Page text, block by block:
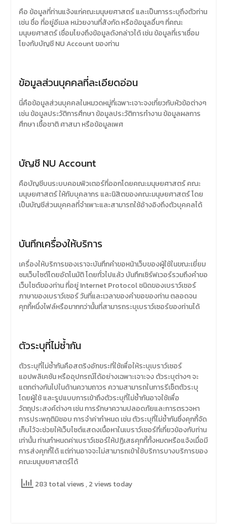
คือ ข้อมูลที่ท่านแจ้งแก่คณะมนุษยศาสตร์ และเป็นการระบุถึงตัวท่าน
เช่น ชื่อ ที่อยู่อีเมล หน่วยงานที่สังกัด หรือข้อมูลอื่นๆ ที่คณะ
มนุษยศาสตร์ เชื่อมโยงถึงข้อมูลดังกล่าวได้ เช่น ข้อมูลที่เราเชื่อม
โยงกับบัญชี NU Account ของท่าน
ข้อมูลส่วนบุคคลที่ละเอียดอ่อน
นี่คือข้อมูลส่วนบุคคลในหมวดหมู่ที่เฉพาะเจาะจงเกี่ยวกับหัวข้อต่างๆ
เช่น ข้อมูลประวัติการศึกษา ข้อมูลประวัติการทำงาน ข้อมูลผลการ
ศึกษา เชื้อชาติ ศาสนา หรือข้อมูลเพศ
บัญชี NU Account
คือบัญชีบนระบบคอมพิวเตอร์ที่ออกโดยคณะมนุษยศาสตร์ คณะ
มนุษยศาสตร์ ให้กับบุคลากร และนิสิตของคณะมนุษยศาสตร์ โดย
เป็นบัญชีส่วนบุคคลที่จำเพาะและสามารถใช้อ้างอิงถึงตัวบุคคลได้
บันทึกเครื่องให้บริการ
เครื่องให้บริการของเราจะบันทึกคำขอหน้าเว็บของผู้ใช้ในขณะเยี่ยม
ชมเว็บไซต์โดยอัตโนมัติ โดยทั่วไปแล้ว บันทึกเซิร์ฟเวอร์รวมถึงคำขอ
เว็บไซต์ของท่าน ที่อยู่ Internet Protocol ชนิดของเบราว์เซอร์
ภาษาของเบราว์เซอร์ วันที่และเวลาของคำขอของท่าน ตลอดจน
คุกกี้หนึ่งไฟล์หรือมากกว่านั้นที่สามารถระบุเบราว์เซอร์ของท่านได้
ตัวระบุที่ไม่ซ้ำกัน
ตัวระบุที่ไม่ซ้ำกันคือสตริงอักขระที่ใช้เพื่อให้ระบุเบราว์เซอร์
แอปพลิเคชัน หรืออุปกรณ์ได้อย่างเฉพาะเจาะจง ตัวระบุต่างๆ จะ
แตกต่างกันไปในด้านความถาวร ความสามารถในการรีเซ็ตตัวระบุ
โดยผู้ใช้ และรูปแบบการเข้าถึงตัวระบุที่ไม่ซ้ำกันอาจใช้เพื่อ
วัตถุประสงค์ต่างๆ เช่น การรักษาความปลอดภัยและการตรวจหา
การประพฤติมิชอบ การจำค่ากำหนด เช่น ตัวระบุที่ไม่ซ้ำกันซึ่งคุกกี้จัด
เก็บไว้จะช่วยให้เว็บไซต์แสดงเนื้อหาในเบราว์เซอร์ที่เกี่ยวข้องกับท่าน
เท่านั้น ท่านกำหนดค่าเบราว์เซอร์ให้ปฏิเสธคุกกี้ทั้งหมดหรือแจ้งเมื่อมี
การส่งคุกกี้ได้ แต่ท่านอาจจะไม่สามารถเข้าใช้บริการบางบริการของ
คณะมนุษยศาสตร์ได้
283 total views, 2 views today